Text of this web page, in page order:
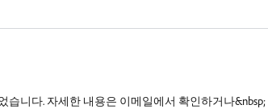
습니다. 자세한 내용은 이메일에서 확인하거나&nbsp;